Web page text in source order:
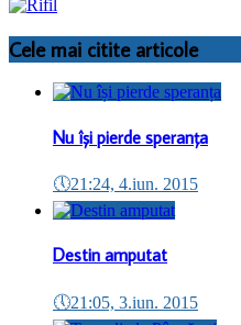
Cele mai citite articole
Nu își pierde speranța
🕔21:24, 4.iun. 2015
Destin amputat
🕔21:05, 3.iun. 2015